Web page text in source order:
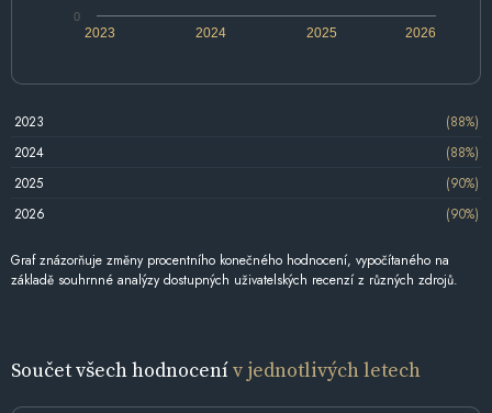
2024 2026
2023 2025
0
2023
(88%)
2024
(88%)
2025
(90%)
2026
(90%)
Graf znázorňuje změny procentního konečného hodnocení, vypočítaného na
základě souhrnné analýzy dostupných uživatelských recenzí z různých zdrojů.
Součet všech hodnocenív jednotlivých letech